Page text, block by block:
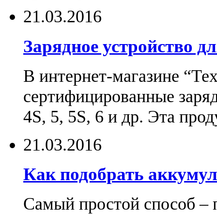
21.03.2016
Зарядное устройство
В интернет-магазине
сертифицированные
4S, 5, 5S, 6 и др. Эта
21.03.2016
Как подобрать
Самый простой способ –